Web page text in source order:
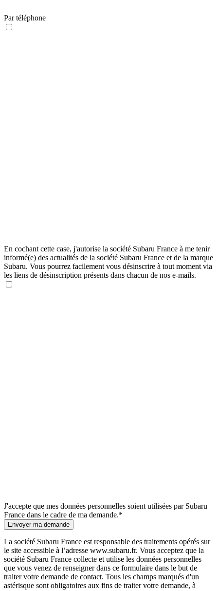
Par téléphone
En cochant cette case, j'autorise la société Subaru France à me tenir
informé(e) des actualités de la société Subaru France et de la marque
Subaru. Vous pourrez facilement vous désinscrire à tout moment via
les liens de désinscription présents dans chacun de nos e-mails.
J'accepte que mes données personnelles soient utilisées par Subaru
France dans le cadre de ma demande.*
Envoyer ma demande
La société Subaru France est responsable des traitements opérés sur
le site accessible à l’adresse www.subaru.fr. Vous acceptez que la
société Subaru France collecte et utilise les données personnelles
que vous venez de renseigner dans ce formulaire dans le but de
traiter votre demande de contact. Tous les champs marqués d'un
astérisque sont obligatoires aux fins de traiter votre demande, à